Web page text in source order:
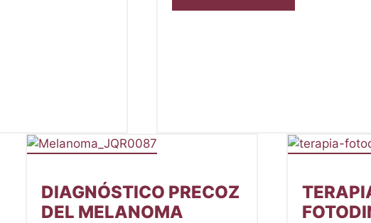
DIAGNÓSTICO PRECOZ
DEL MELANOMA